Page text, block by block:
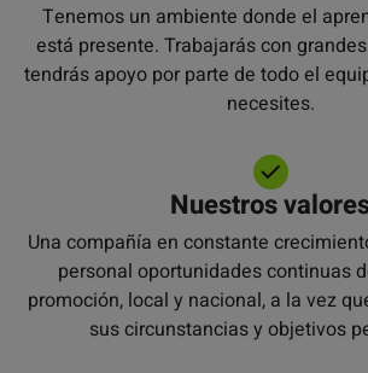
Tenemos un ambiente donde el
está presente. Trabajarás con
tendrás apoyo por parte de todo el
necesites.
Nuestros
Una compañía en constante
personal oportunidades continuas
promoción, local y nacional, a la vez
sus circunstancias y objetivos